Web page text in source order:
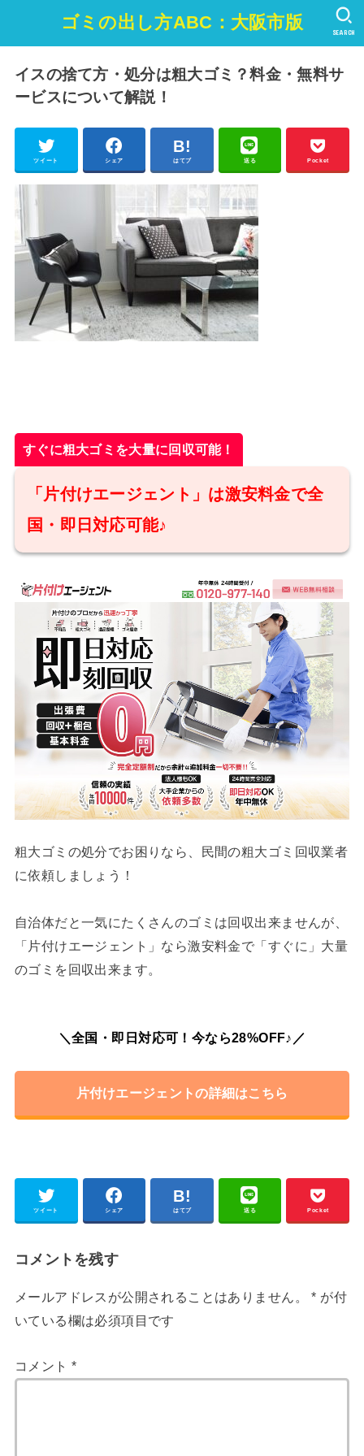
ゴミの出し方ABC：大阪市版 SEARCH
イスの捨て方・処分は粗大ゴミ？料金・無料サ
ービスについて解説！
ツイート シェア はてブ 送る Pocket
すぐに粗大ゴミを大量に回収可能！
「片付けエージェント」は激安料金で全
国・即日対応可能♪
粗大ゴミの処分でお困りなら、民間の粗大ゴミ回収業者
に依頼しましょう！
自治体だと一気にたくさんのゴミは回収出来ませんが、
「片付けエージェント」なら激安料金で「すぐに」大量
のゴミを回収出来ます。
＼全国・即日対応可！今なら28%OFF♪／
片付けエージェントの詳細はこちら
ツイート シェア はてブ 送る Pocket
コメントを残す
メールアドレスが公開されることはありません。 * が付
いている欄は必須項目です
コメント *